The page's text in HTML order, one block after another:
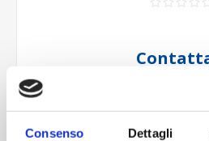
Consenso Dettagli
Capacità
Peso